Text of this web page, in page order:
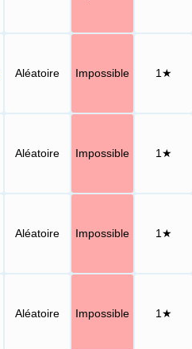
Aléatoire Impossible 1★
Aléatoire Impossible 1★
Aléatoire Impossible 1★
Aléatoire Impossible 1★